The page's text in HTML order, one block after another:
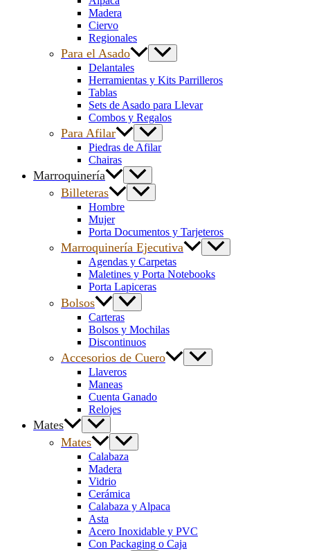
Madera
Ciervo
Regionales
Para el Asado
Delantales
Herramientas y Kits Parrilleros
Tablas
Sets de Asado para Llevar
Combos y Regalos
Para Afilar
Piedras de Afilar
Chairas
Marroquinería
Billeteras
Hombre
Mujer
Porta Documentos y Tarjeteros
Marroquinería Ejecutiva
Agendas y Carpetas
Maletines y Porta Notebooks
Porta Lapiceras
Bolsos
Carteras
Bolsos y Mochilas
Discontinuos
Accesorios de Cuero
Llaveros
Maneas
Cuenta Ganado
Relojes
Mates
Mates
Calabaza
Madera
Vidrio
Cerámica
Calabaza y Alpaca
Asta
Acero Inoxidable y PVC
Con Packaging o Caja